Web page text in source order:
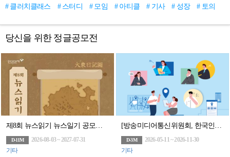
# 클러치클래스
# 스터디 # 모임 # 아티클 # 기사 # 성장 # 토의
당신을 위한 정글공모전
제8회 뉴스읽기 뉴스일기 공모전 뉴스일기장 배포(~27/7/31)
D-11M
2026-08-03 ~ 2027-07-31
기타
[방송미디어통신위원회, 한국인터넷진흥원]2026 위치정보 맞춤형 컨설팅 참여기업 모집(상시)
D-3M
2026-05-11 ~ 2026-11-30
기타